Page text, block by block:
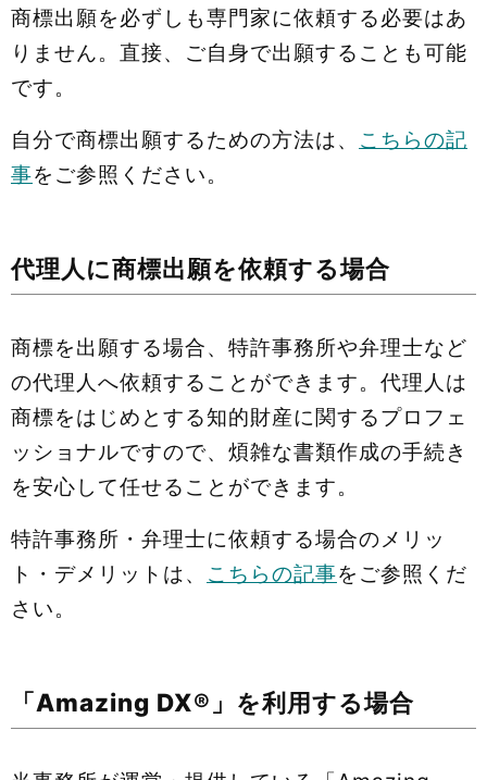
商標出願を必ずしも専門家に依頼する必要はあ
りません。直接、ご自身で出願することも可能
です。
自分で商標出願するための方法は、 こちらの記
事をご参照ください。
代理人に商標出願を依頼する場合
商標を出願する場合、特許事務所や弁理士など
の代理人へ依頼することができます。代理人は
商標をはじめとする知的財産に関するプロフェ
ッショナルですので、煩雑な書類作成の手続き
を安心して任せることができます。
特許事務所・弁理士に依頼する場合のメリッ
ト・デメリットは、 こちらの記事をご参照くだ
さい。
「Amazing DX®」を利用する場合